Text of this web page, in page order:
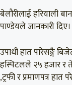
बेलौरीलाई हरियाली
पाण्डेयले जानकारी दिए।
उपाधी हात पारेसङ्गै
हस्पिटलले २५ हजार र
,ट्रफी र प्रमाणपत्र हात